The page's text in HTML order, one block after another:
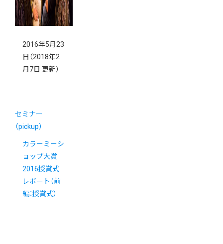
2016年5月23
日 （2018年2
月7日 更新）
セミナー
（pickup）
カラーミーシ
ョップ大賞
2016授賞式
レポート（前
編：授賞式）